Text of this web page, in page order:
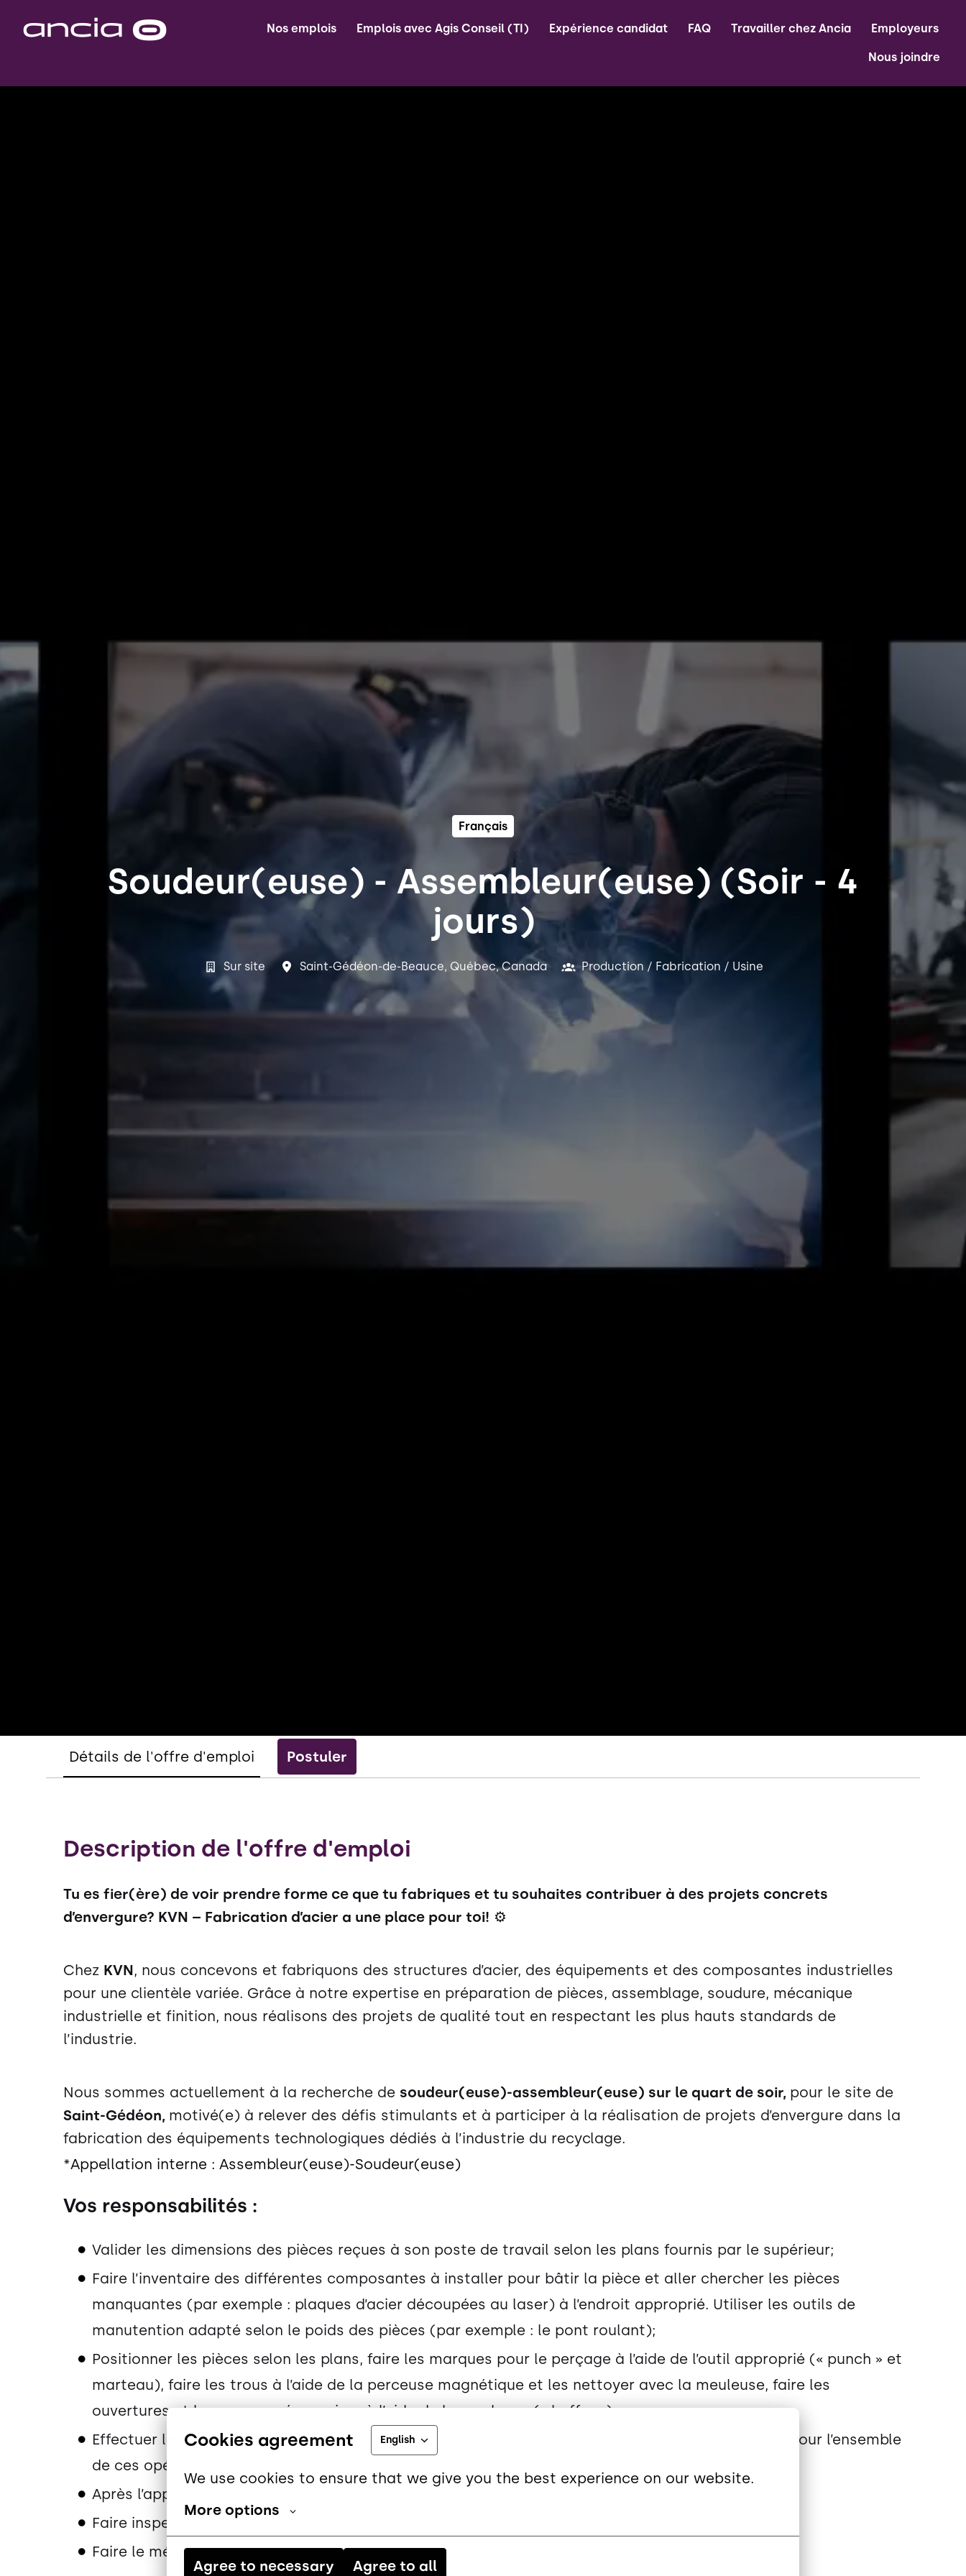
Cookies agreement English
We use cookies to ensure that we give you the best experience on our website.
More options
Agree to necessary Agree to all
Homepage
Nos emplois Emplois avec Agis Conseil (TI) Expérience candidat FAQ Travailler chez Ancia Employeurs
Nous joindre
Français
Soudeur(euse) - Assembleur(euse) (Soir - 4
jours)
Sur site Saint-Gédéon-de-Beauce, Québec, Canada Production / Fabrication / Usine
Détails de l'offre d'emploi Postuler
Description de l'offre d'emploi
Tu es fier(ère) de voir prendre forme ce que tu fabriques et tu souhaites contribuer à des projets concrets
d’envergure? KVN – Fabrication d’acier a une place pour toi! ⚙️
Chez KVN, nous concevons et fabriquons des structures d’acier, des équipements et des composantes industrielles
pour une clientèle variée. Grâce à notre expertise en préparation de pièces, assemblage, soudure, mécanique
industrielle et finition, nous réalisons des projets de qualité tout en respectant les plus hauts standards de
l’industrie.
Nous sommes actuellement à la recherche de soudeur(euse)-assembleur(euse) sur le quart de soir, pour le site de
Saint-Gédéon, motivé(e) à relever des défis stimulants et à participer à la réalisation de projets d’envergure dans la
fabrication des équipements technologiques dédiés à l’industrie du recyclage.
*Appellation interne : Assembleur(euse)-Soudeur(euse)
Vos responsabilités :
Valider les dimensions des pièces reçues à son poste de travail selon les plans fournis par le supérieur;
Faire l’inventaire des différentes composantes à installer pour bâtir la pièce et aller chercher les pièces
manquantes (par exemple : plaques d’acier découpées au laser) à l’endroit approprié. Utiliser les outils de
manutention adapté selon le poids des pièces (par exemple : le pont roulant);
Positionner les pièces selon les plans, faire les marques pour le perçage à l’aide de l’outil approprié (« punch » et
marteau), faire les trous à l’aide de la perceuse magnétique et les nettoyer avec la meuleuse, faire les
ouvertures et les coupes nécessaires à l’aide de la meuleuse (« buffer »);
Effectuer les manipulations nécessaires sur les poutres d’acier (par exemple : tourner la poutre) pour l’ensemble
de ces opérations à l’aide d’un pont roulant ou de la barre d’acier selon le poids des pièces;
Après l’approbation de l’inspecteur, effectuer la soudure finale des pièces;
Faire inspecter ses soudures pour obtenir l’approbation de la pièce;
Faire le ménage de son poste de travail à la fin de chaque quart de travail.